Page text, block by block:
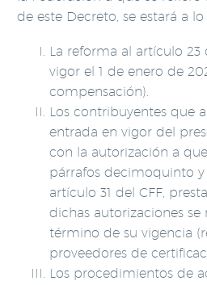
de este Decreto, se estará a lo
La reforma al artículo 23
vigor el 1 de enero de
compensación).
Los contribuyentes que
entrada en vigor del
con la autorización a
párrafos decimoquinto
artículo 31 del CFF,
dichas autorizaciones se
término de su vigencia
proveedores de
Los procedimientos de